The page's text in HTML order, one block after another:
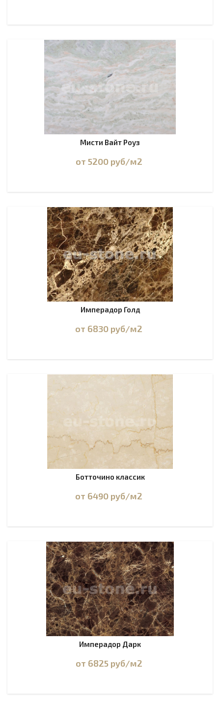
Мисти Вайт Роуз
от 5200 руб/м2
Имперадор Голд
от 6830 руб/м2
Ботточино классик
от 6490 руб/м2
Имперадор Дарк
от 6825 руб/м2